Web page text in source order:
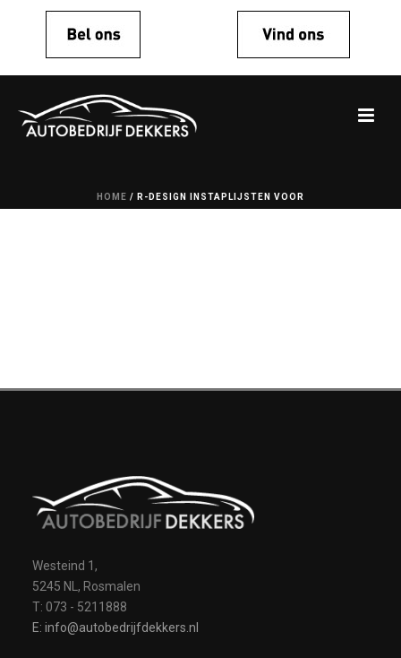
HOME / R-DESIGN INSTAPLIJSTEN VOOR
Westeind 1,
5245 NL, Rosmalen
T: 073 - 5211888
E: info@autobedrijfdekkers.nl